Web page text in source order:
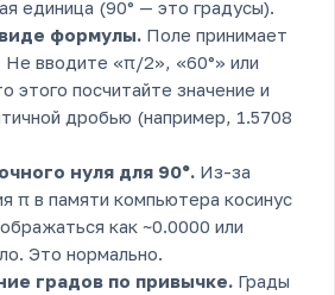
единица (90° — это градусы).
формулы. Поле принимает
Не вводите «π/2», «60°» или
этого посчитайте значение и
дробью (например, 1.5708
нуля для 90°. Из-за
π в памяти компьютера косинус
как ~0.0000 или
Это нормально.
градов по привычке. Грады